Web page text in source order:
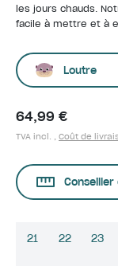
les jours chauds.
facile à mettre et à
Loutre
64,99 €
TVA incl. , Coût de
Conseiller
21 22 23